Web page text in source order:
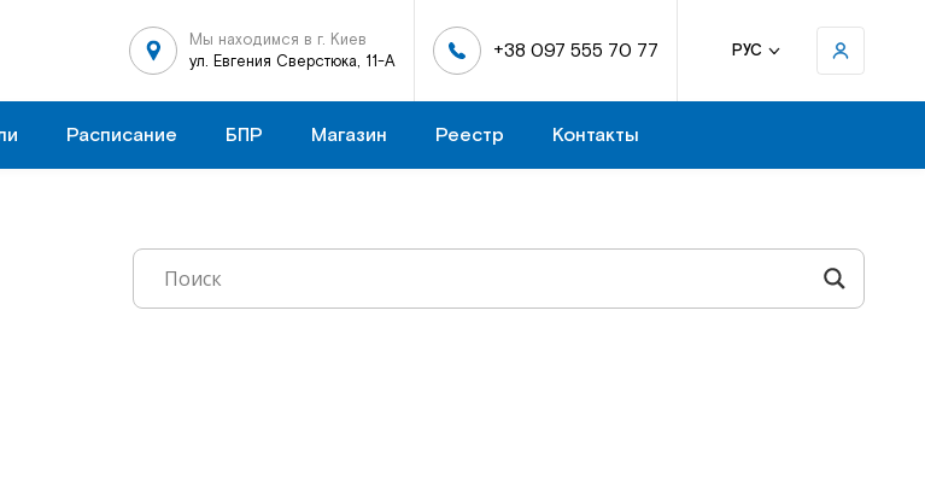
Мы находимся в г. Киев
ул. Евгения Сверстюка, 11-А
+38 097 555 70 77 РУС
Расписание БПР Магазин Реестр Контакты